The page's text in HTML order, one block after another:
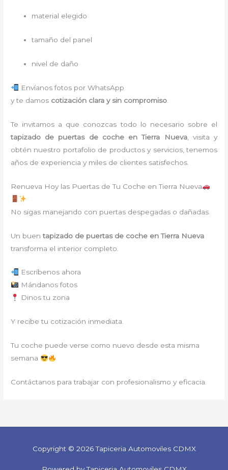
material elegido
tamaño del panel
nivel de daño
Envíanos fotos por WhatsApp
y te damos cotización clara y sin compromiso
Te invitamos a que conozcas todo lo necesario sobre el
tapizado de puertas de coche en Tierra Nueva, visita y
obtén nuestro portafolio de productos y servicios, tenemos
años de experiencia y miles de clientes satisfechos.
Renueva Hoy las Puertas de Tu Coche en Tierra Nueva
No sigas manejando con puertas despegadas o dañadas.
Un buentapizado de puertas de coche en Tierra Nueva
transforma el interior completo.
Escríbenos ahora
Mándanos fotos
Dinos tu zona
Y recibe tu cotización inmediata.
Tu coche puede verse como nuevo desde esta misma
semana
Contáctanos para trabajar con profesionalismo y eficacia.
Copyright © 2026 Tapiceria Automoviles CDMX